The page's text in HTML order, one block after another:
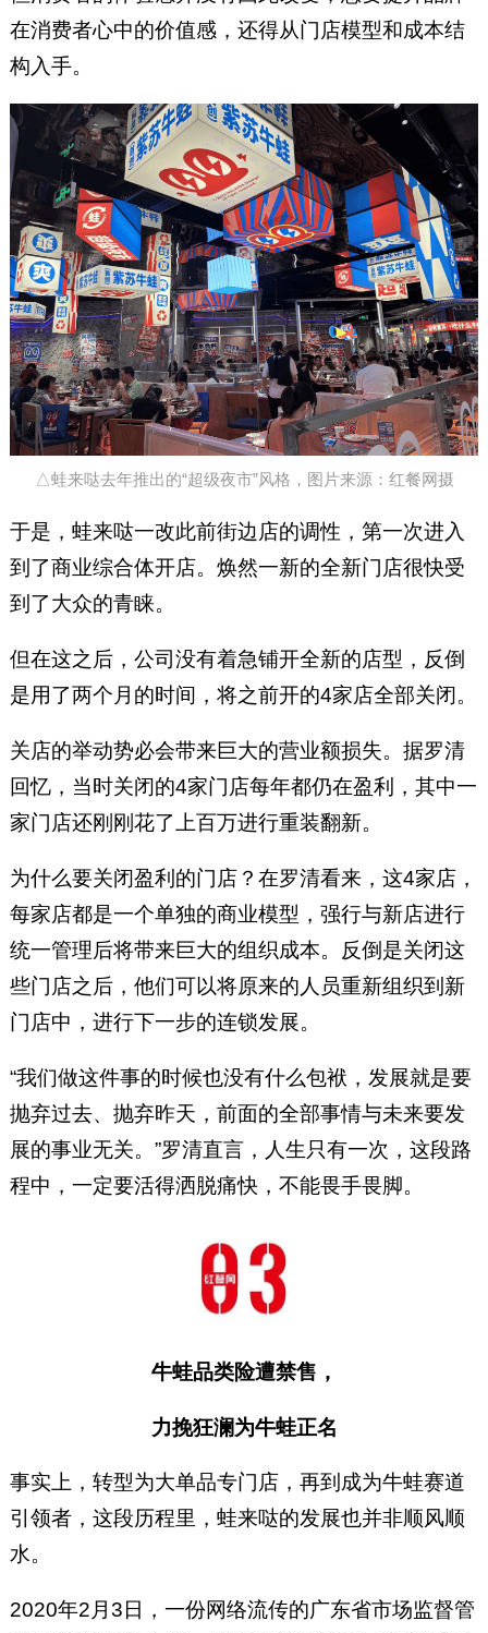
在消费者心中的价值感，还得从门店模型和成本结
构入手。
△蛙来哒去年推出的“超级夜市”风格，图片来源：红餐网摄
于是，蛙来哒一改此前街边店的调性，第一次进入
到了商业综合体开店。焕然一新的全新门店很快受
到了大众的青睐。
但在这之后，公司没有着急铺开全新的店型，反倒
是用了两个月的时间，将之前开的4家店全部关闭。
关店的举动势必会带来巨大的营业额损失。据罗清
回忆，当时关闭的4家门店每年都仍在盈利，其中一
家门店还刚刚花了上百万进行重装翻新。
为什么要关闭盈利的门店？在罗清看来，这4家店，
每家店都是一个单独的商业模型，强行与新店进行
统一管理后将带来巨大的组织成本。反倒是关闭这
些门店之后，他们可以将原来的人员重新组织到新
门店中，进行下一步的连锁发展。
“我们做这件事的时候也没有什么包袱，发展就是要
抛弃过去、抛弃昨天，前面的全部事情与未来要发
展的事业无关。”罗清直言，人生只有一次，这段路
程中，一定要活得洒脱痛快，不能畏手畏脚。
牛蛙品类险遭禁售，
力挽狂澜为牛蛙正名
事实上，转型为大单品专门店，再到成为牛蛙赛道
引领者，这段历程里，蛙来哒的发展也并非顺风顺
水。
2020年2月3日，一份网络流传的广东省市场监督管